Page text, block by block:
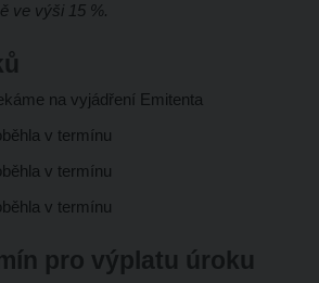
ve výši 15 %.
na vyjádření Emitenta
v termínu
v termínu
v termínu
pro výplatu úroku